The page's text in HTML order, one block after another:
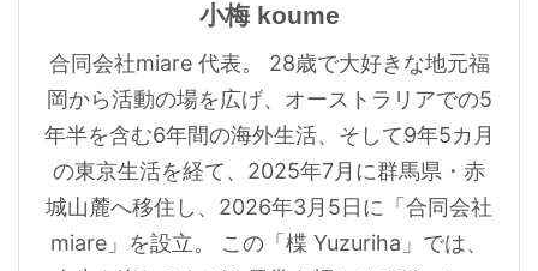
小梅 koume
合同会社miare 代表。 28歳で大好きな地元福
岡から活動の場を広げ、オーストラリアでの5
年半を含む6年間の海外生活、そして9年5カ月
の東京生活を経て、2025年7月に群馬県・赤
城山麓へ移住し、2026年3月5日に「合同会社
miare」を設立。 この「楪 Yuzuriha」では、